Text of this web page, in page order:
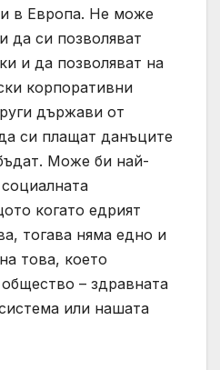
в Европа. Не може
да си позволяват
и да позволяват на
корпоративни
държави от
си плащат данъците
Може би най-
когато едрият
тогава няма едно и
това, което
– здравната
или нашата